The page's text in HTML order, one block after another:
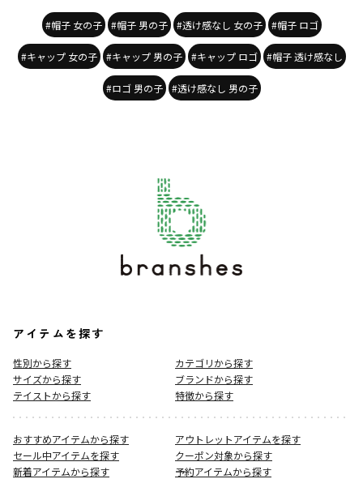
#帽子 女の子 #帽子 男の子 #透け感なし 女の子 #帽子 ロゴ
#キャップ 女の子 #キャップ 男の子 #キャップ ロゴ #帽子 透け感なし
#ロゴ 男の子 #透け感なし 男の子
アイテムを探す
性別から探す
カテゴリから探す
サイズから探す
ブランドから探す
テイストから探す
特徴から探す
おすすめアイテムから探す
アウトレットアイテムを探す
セール中アイテムを探す
クーポン対象から探す
新着アイテムから探す
予約アイテムから探す